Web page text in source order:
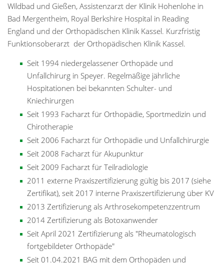
Wildbad und Gießen, Assistenzarzt der Klinik Hohenlohe in
Bad Mergentheim, Royal Berkshire Hospital in Reading
England und der Orthopädischen Klinik Kassel. Kurzfristig
Funktionsoberarzt der Orthopädischen Klinik Kassel.
Seit 1994 niedergelassener Orthopäde und
Unfallchirurg in Speyer. Regelmäßige jährliche
Hospitationen bei bekannten Schulter- und
Kniechirurgen
Seit 1993 Facharzt für Orthopädie, Sportmedizin und
Chirotherapie
Seit 2006 Facharzt für Orthopädie und Unfallchirurgie
Seit 2008 Facharzt für Akupunktur
Seit 2009 Facharzt für Teilradiologie
2011 externe Praxiszertifizierung gültig bis 2017 (siehe
Zertifikat), seit 2017 interne Praxiszertifizierung über KV
2013 Zertifizierung als Arthrosekompetenzzentrum
2014 Zertifizierung als Botoxanwender
Seit April 2021 Zertifizierung als "Rheumatologisch
fortgebildeter Orthopäde"
Seit 01.04.2021 BAG mit dem Orthopäden und